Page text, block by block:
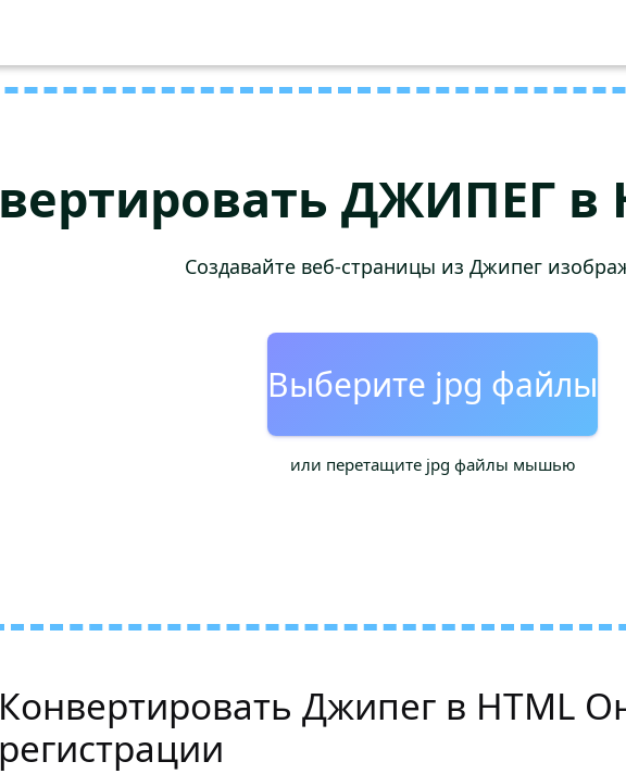
ДЖИПЕГ в
Создавайте веб-страницы из Джипег
Выберите jpg файлы
или перетащите jpg файлы мышью
Конвертировать Джипег в HTML
регистрации